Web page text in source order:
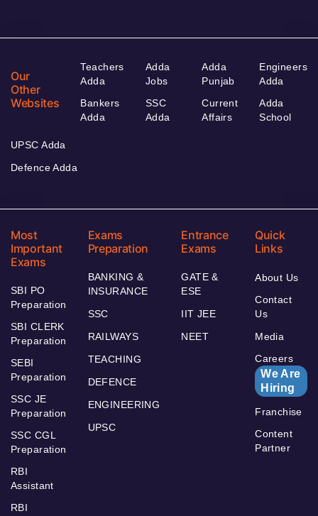
Our
Other
Websites
Teachers
Adda
Bankers
Adda
Adda
Jobs
SSC
Adda
Adda
Punjab
Current
Affairs
Engineers
Adda
Adda
School
UPSC Adda
Defence Adda
Most
Important
Exams
SBI PO
Preparation
SBI CLERK
Preparation
SEBI
Preparation
SSC JE
Preparation
SSC CGL
Preparation
RBI
Assistant
RBI
Exams
Preparation
BANKING &
INSURANCE
SSC
RAILWAYS
TEACHING
DEFENCE
ENGINEERING
UPSC
Entrance
Exams
GATE &
ESE
IIT JEE
NEET
Quick
Links
About Us
Contact
Us
Media
Careers
We Are
Hiring
Franchise
Content
Partner